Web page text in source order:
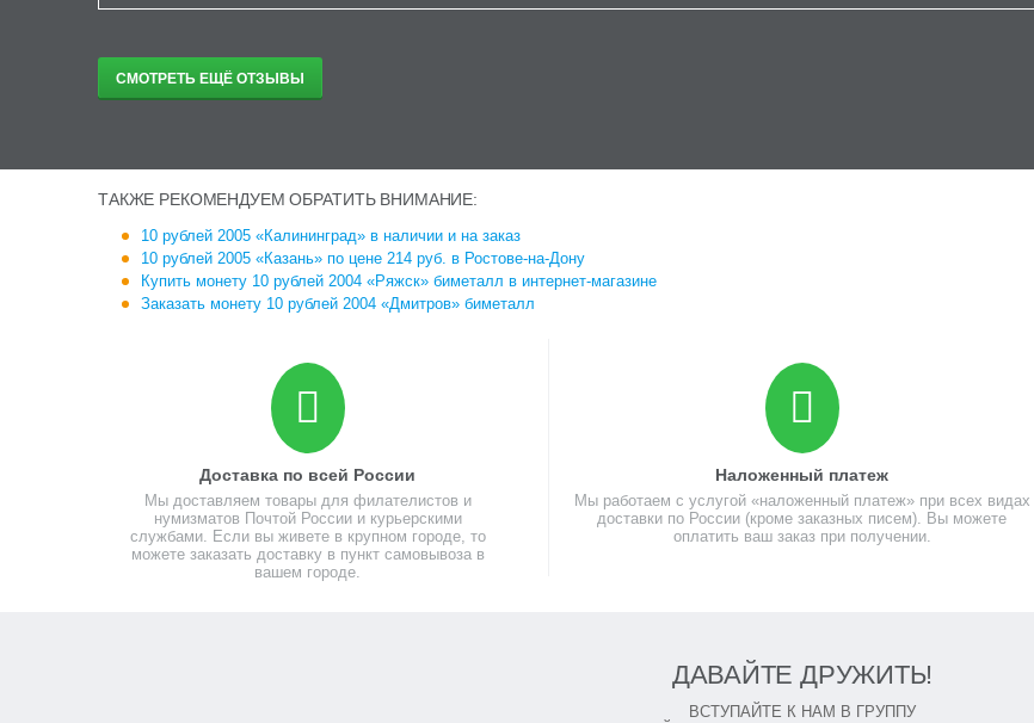
СМОТРЕТЬ ЕЩЁ ОТЗЫВЫ
ТАКЖЕ РЕКОМЕНДУЕМ ОБРАТИТЬ ВНИМАНИЕ:
10 рублей 2005 «Калининград» в наличии и на заказ
10 рублей 2005 «Казань» по цене 214 руб. в Ростове-на-Дону
Купить монету 10 рублей 2004 «Ряжск» биметалл в интернет-магазине
Заказать монету 10 рублей 2004 «Дмитров» биметалл
Доставка по всей России
Мы доставляем товары для филателистов и
нумизматов Почтой России и курьерскими
службами. Если вы живете в крупном городе, то
можете заказать доставку в пункт самовывоза в
вашем городе.
Наложенный платеж
Мы работаем с услугой «наложенный платеж» при всех видах
доставки по России (кроме заказных писем). Вы можете
оплатить ваш заказ при получении.
ДАВАЙТЕ ДРУЖИТЬ!
ВСТУПАЙТЕ К НАМ В ГРУППУ